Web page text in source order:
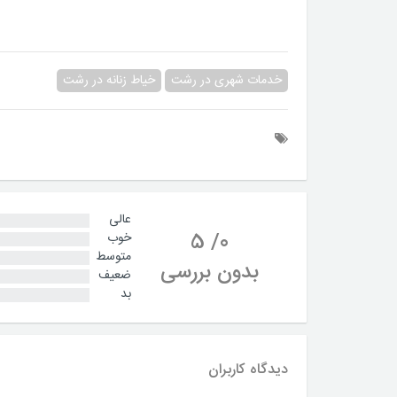
خدمات شهری در رشت خیاط زنانه در رشت
0
/
5
بدون بررسی
عالی
خوب
متوسط
ضعیف
بد
دیدگاه کاربران